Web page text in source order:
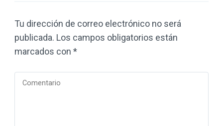
Tu dirección de correo electrónico no será
publicada. Los campos obligatorios están
marcados con *